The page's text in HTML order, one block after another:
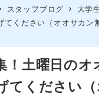
スタッフブログ
大学
てください（オオサカン
！土曜日のオ
てください